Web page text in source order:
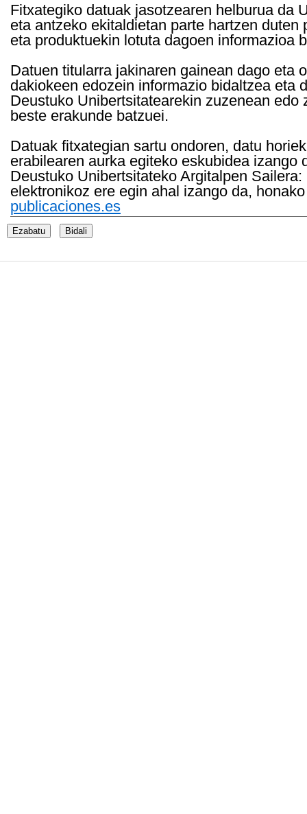
Fitxategiko datuak jasotzearen helburua da
eta antzeko ekitaldietan parte hartzen
eta produktuekin lotuta dagoen informazioa
Datuen titularra jakinaren gainean dago eta
dakiokeen edozein informazio bidaltzea eta
Deustuko Unibertsitatearekin zuzenean
beste erakunde batzuei.
Datuak fitxategian sartu ondoren, datu
erabilearen aurka egiteko eskubidea
Deustuko Unibertsitateko Argitalpen
elektronikoz ere egin ahal izango da,
publicaciones.es
Ezabatu Bidali